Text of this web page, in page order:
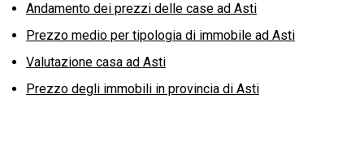
Andamento dei prezzi delle case ad Asti
Prezzo medio per tipologia di immobile ad Asti
Valutazione casa ad Asti
Prezzo degli immobili in provincia di Asti